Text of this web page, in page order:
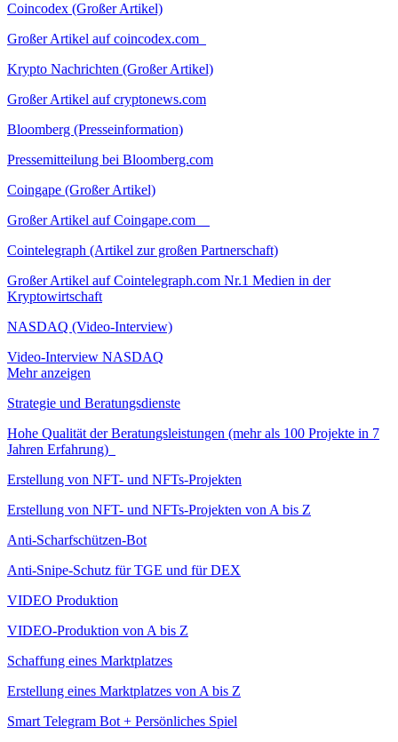
Coincodex (Großer Artikel)
Großer Artikel auf coincodex.com
Krypto Nachrichten (Großer Artikel)
Großer Artikel auf cryptonews.com
Bloomberg (Presseinformation)
Pressemitteilung bei Bloomberg.com
Coingape (Großer Artikel)
Großer Artikel auf Coingape.com
Cointelegraph (Artikel zur großen Partnerschaft)
Großer Artikel auf Cointelegraph.com Nr.1 Medien in der
Kryptowirtschaft
NASDAQ (Video-Interview)
Video-Interview NASDAQ
Mehr anzeigen
Strategie und Beratungsdienste
Hohe Qualität der Beratungsleistungen (mehr als 100 Projekte in 7
Jahren Erfahrung)
Erstellung von NFT- und NFTs-Projekten
Erstellung von NFT- und NFTs-Projekten von A bis Z
Anti-Scharfschützen-Bot
Anti-Snipe-Schutz für TGE und für DEX
VIDEO Produktion
VIDEO-Produktion von A bis Z
Schaffung eines Marktplatzes
Erstellung eines Marktplatzes von A bis Z
Smart Telegram Bot + Persönliches Spiel